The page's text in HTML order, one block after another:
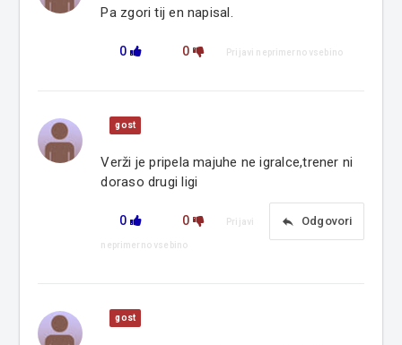
Pa zgori tij en napisal.
0 0 Prijavi neprimerno vsebino
gost
Verži je pripela majuhe ne igralce,trener ni
doraso drugi ligi
0 0 reply Odgovori
Prijavi
neprimerno vsebino
gost